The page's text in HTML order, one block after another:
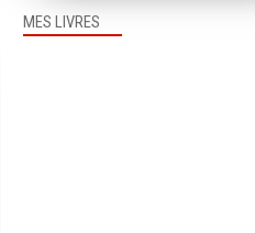
MES LIVRES